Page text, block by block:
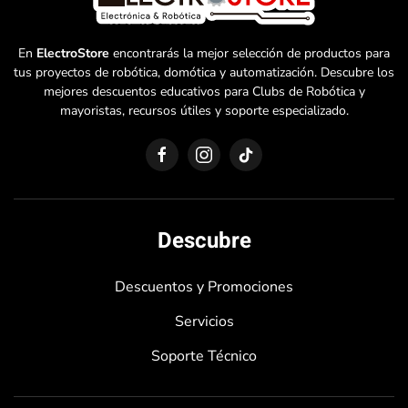
En ElectroStore encontrarás la mejor selección de productos para
tus proyectos de robótica, domótica y automatización. Descubre los
mejores descuentos educativos para Clubs de Robótica y
mayoristas, recursos útiles y soporte especializado.
Descubre
Descuentos y Promociones
Servicios
Soporte Técnico